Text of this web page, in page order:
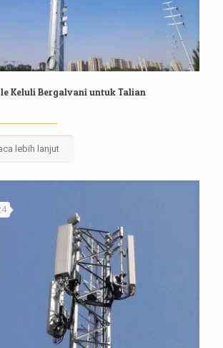
Keluli Bergalvani untuk Talian
lebih lanjut